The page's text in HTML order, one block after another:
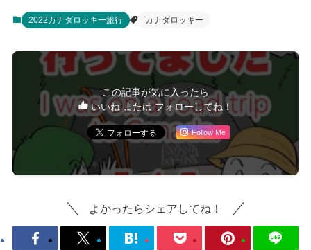
2022カナダロッキー旅行 カナダロッキー
この記事が気に入ったら
いいね または フォローしてね！
Follow Me
よかったらシェアしてね！